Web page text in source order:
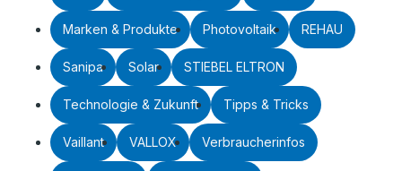
Marken & Produkte Photovoltaik REHAU
Sanipa Solar STIEBEL ELTRON
Technologie & Zukunft Tipps & Tricks
Vaillant VALLOX Verbraucherinfos